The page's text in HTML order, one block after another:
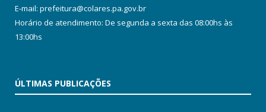
E-mail: prefeitura@colares.pa.gov.br
Horário de atendimento: De segunda a sexta das 08:00hs às
13:00hs
ÚLTIMAS PUBLICAÇÕES